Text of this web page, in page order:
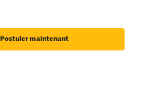
Postuler maintenant